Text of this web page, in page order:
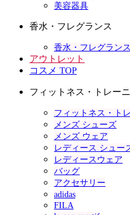
美容器具
香水・フレグランス
香水・フレグラン
アウトレット
コスメ TOP
フィットネス・トレー
フィットネス・ト
メンズ シューズ
メンズ ウェア
レディース シュー
レディースウェア
バッグ
アクセサリー
adidas
FILA